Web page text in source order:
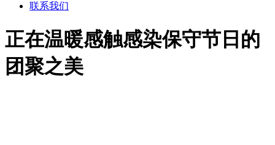
联系我们
正在温暖感触感染保守节日的
团聚之美